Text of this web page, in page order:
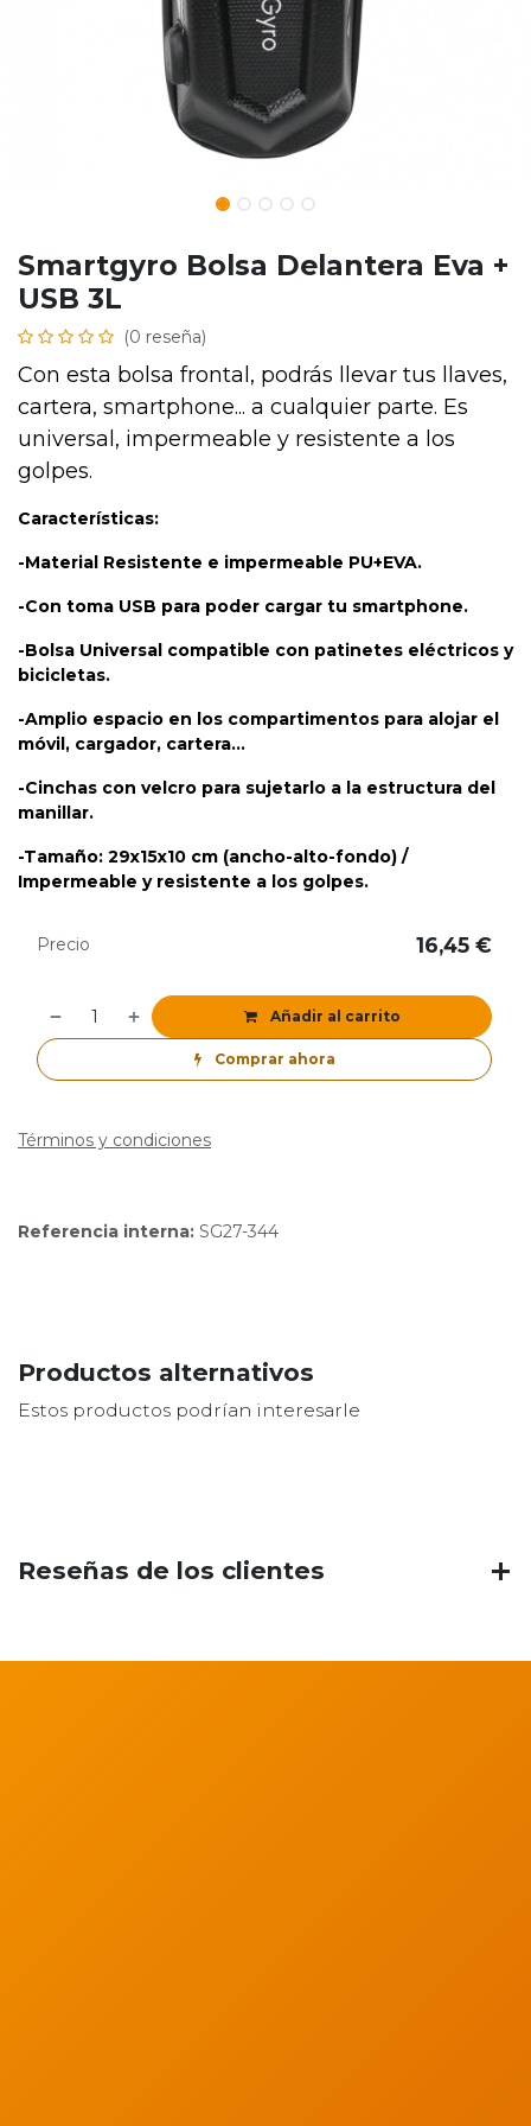
Smartgyro Bolsa Delantera Eva +
USB 3L
(0 reseña)
Con esta bolsa frontal, podrás llevar tus llaves,
cartera, smartphone... a cualquier parte. Es
universal, impermeable y resistente a los
golpes.
Características:
-Material Resistente e impermeable PU+EVA.
-Con toma USB para poder cargar tu smartphone.
-Bolsa Universal compatible con patinetes eléctricos y
bicicletas.
-Amplio espacio en los compartimentos para alojar el
móvil, cargador, cartera...
-Cinchas con velcro para sujetarlo a la estructura del
manillar.
-Tamaño: 29x15x10 cm (ancho-alto-fondo) /
Impermeable y resistente a los golpes.
Añadir al carrito
Comprar ahora
Precio 16,45 €
Términos y condiciones
Referencia interna: SG27-344
Productos alternativos
Estos productos podrían interesarle
Reseñas de los clientes